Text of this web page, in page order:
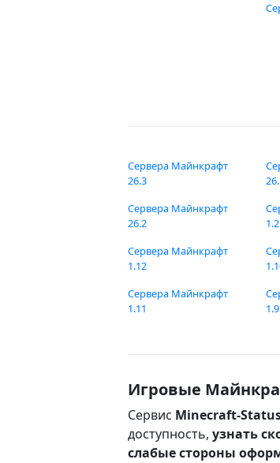
Сервера Майнкрафт
26.3
Сервера Майнкрафт
26.2
Сервера Майнкрафт
1.12
Сервера Майнкрафт
1.11
1.9
Игровые
Сервис Minecraft-
доступность, узнать
слабые стороны